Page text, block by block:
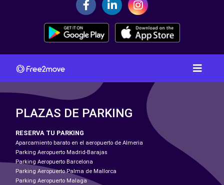
PLAZAS DE PARKING
RESERVA TU PARKING
Aparcamiento barato en el aeropuerto de Almeria
Parking Aeropuerto Madrid-Barajas
Parking Aeropuerto Barcelona
Parking Aeropuerto Palma de Mallorca
Parking Aeropuerto Malaga